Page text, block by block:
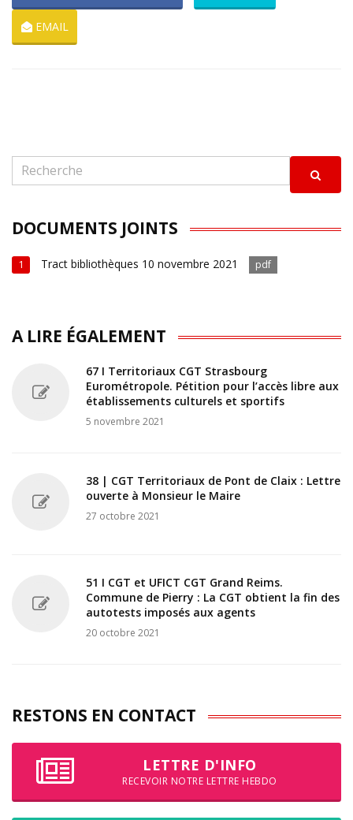
EMAIL
DOCUMENTS JOINTS
1 Tract bibliothèques 10 novembre 2021 pdf
A LIRE ÉGALEMENT
67 I Territoriaux CGT Strasbourg
Eurométropole. Pétition pour l’accès libre aux
établissements culturels et sportifs
5 novembre 2021
38 | CGT Territoriaux de Pont de Claix : Lettre
ouverte à Monsieur le Maire
27 octobre 2021
51 I CGT et UFICT CGT Grand Reims.
Commune de Pierry : La CGT obtient la fin des
autotests imposés aux agents
20 octobre 2021
RESTONS EN CONTACT
LETTRE D'INFO
RECEVOIR NOTRE LETTRE HEBDO